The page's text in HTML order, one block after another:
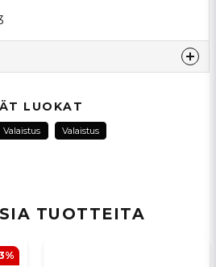
​​TUOTTEITA
LUOKAT
Valaistus Valaistus